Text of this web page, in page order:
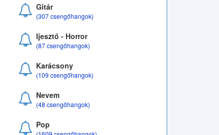
Gitár
(307 csengőhangok)
Ijesztő - Horror
(87 csengőhangok)
Karácsony
(109 csengőhangok)
Nevem
(48 csengőhangok)
Pop